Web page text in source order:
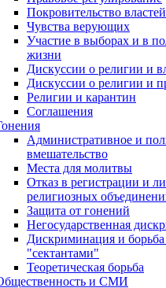
Покровительство властей
Чувства верующих
Участие в выборах и в
жизни
Дискуссии о религии и
Дискуссии о религии и
Религии и карантин
Соглашения
Административное и
вмешательство
Места для молитвы
Отказ в регистрации и
религиозных
Защита от гонений
Негосударственная
Дискриминация и борьба
"сектантами"
Теоретическая борьба
и СМИ